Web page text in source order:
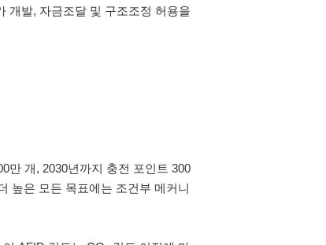
개발, 자금조달 및 구조조정 허용을
만 개, 2030년까지 충전 포인트 300
높은 모든 목표에는 조건부 메커니